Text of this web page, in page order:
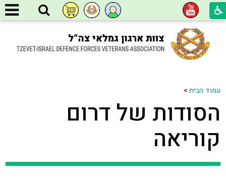
עמוד הבית>
הסודות של דרום
קוריאה